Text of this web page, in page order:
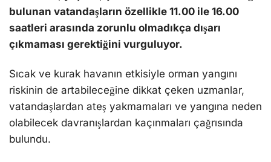
bulunan vatandaşların özellikle 11.00 ile 16.00
saatleri arasında zorunlu olmadıkça dışarı
çıkmaması gerektiğini vurguluyor.
Sıcak ve kurak havanın etkisiyle orman yangını
riskinin de artabileceğine dikkat çeken uzmanlar,
vatandaşlardan ateş yakmamaları ve yangına neden
olabilecek davranışlardan kaçınmaları çağrısında
bulundu.